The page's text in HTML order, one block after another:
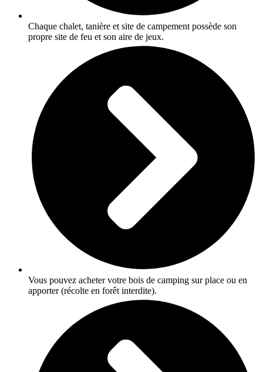
Chaque chalet, tanière et site de campement possède son
propre site de feu et son aire de jeux.
Vous pouvez acheter votre bois de camping sur place ou en
apporter (récolte en forêt interdite).